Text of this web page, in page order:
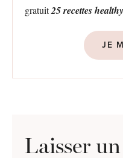
gratuit25 recettes
JE
Laisser un